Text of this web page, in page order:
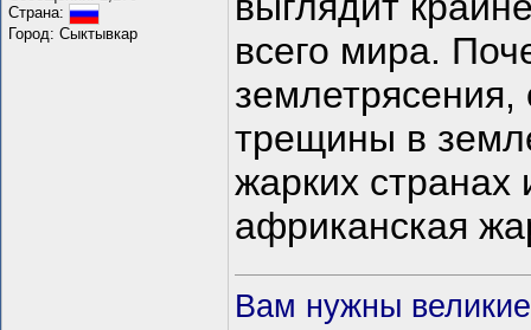
Страна:
Город: Сыктывкар
всего мира.
землетрясения,
трещины в
жарких странах
африканская
Вам нужны